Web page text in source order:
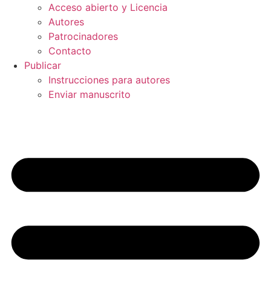
Acceso abierto y Licencia
Autores
Patrocinadores
Contacto
Publicar
Instrucciones para autores
Enviar manuscrito